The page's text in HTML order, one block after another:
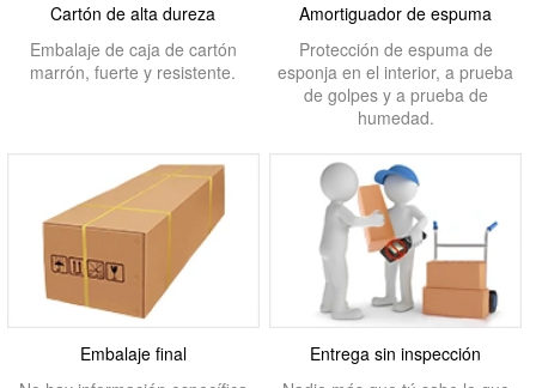
Cartón de alta dureza
Embalaje de caja de cartón
marrón, fuerte y resistente.
Amortiguador de espuma
Protección de espuma de
esponja en el interior, a prueba
de golpes y a prueba de
humedad.
Embalaje final
Entrega sin inspección